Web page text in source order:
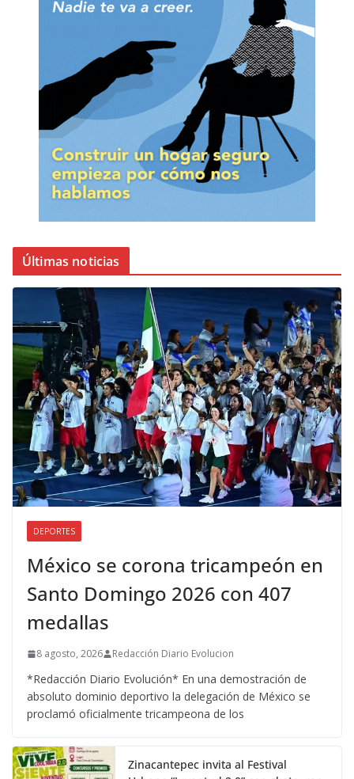
Últimas noticias
DEPORTES
México se corona tricampeón en
Santo Domingo 2026 con 407
medallas
8 agosto, 2026 Redacción Diario Evolucion
*Redacción Diario Evolución* En una demostración de
absoluto dominio deportivo la delegación de México se
proclamó oficialmente tricampeona de los
Zinacantepec invita al Festival